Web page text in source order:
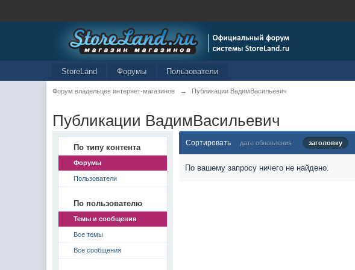
StoreLand Форумы Пользователи
Форум владельцев интернет-магазинов → Публикации ВадимВасильевич
Публикации ВадимВасильевич
По типу контента
Форумы
Пользователи
По пользователю
Темы и сообщения
Все темы
Все сообщения
Сортировать дате обновления заголовку
По вашему запросу ничего не найдено.